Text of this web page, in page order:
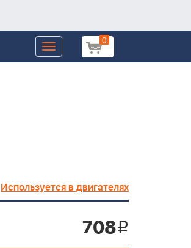
0
Toggle
navigation
Используется в двигателях
708i